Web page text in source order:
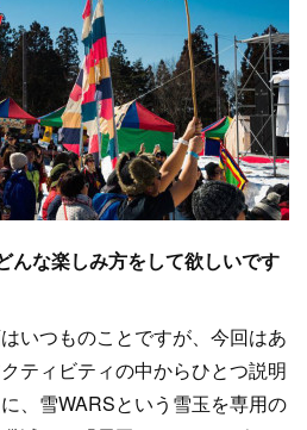
んな楽しみ方をして欲しいです
いつものことですが、今回はあ
ティビティの中からひとつ説明
、雪WARSという雪玉を専用の